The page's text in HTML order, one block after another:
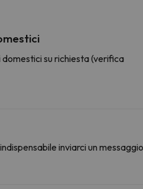
domestici su richiesta (verifica
inviarci un